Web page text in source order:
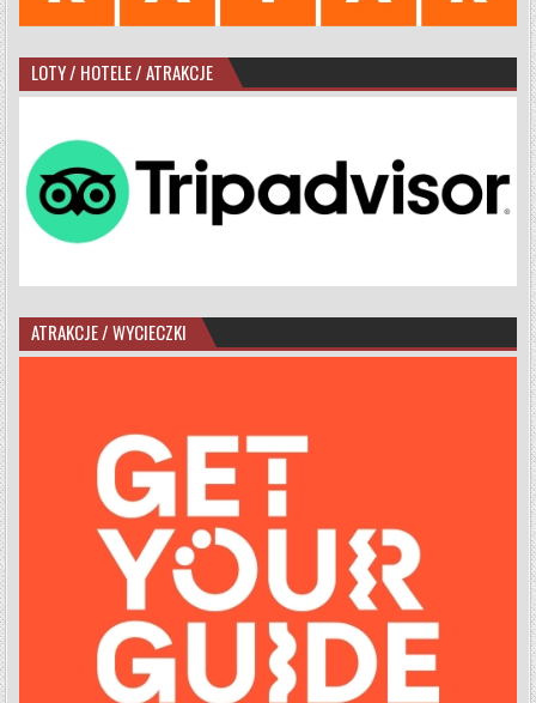
LOTY / HOTELE / ATRAKCJE
ATRAKCJE / WYCIECZKI